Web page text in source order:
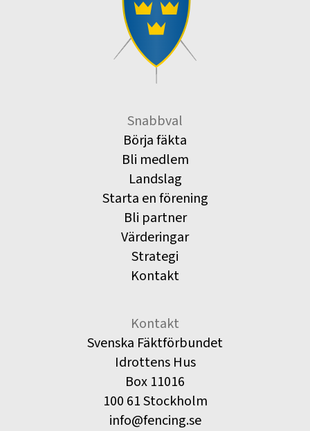
Snabbval
Börja fäkta
Bli medlem
Landslag
Starta en förening
Bli partner
Värderingar
Strategi
Kontakt
Kontakt
Svenska Fäktförbundet
Idrottens Hus
Box 11016
100 61 Stockholm
info@fencing.se